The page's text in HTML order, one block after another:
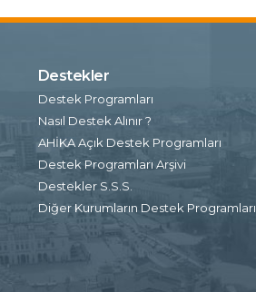
Destekler
Destek Programları
Nasıl Destek Alınır ?
AHİKA Açık Destek Programları
Destek Programları Arşivi
Destekler S.S.S.
Diğer Kurumların Destek Programları